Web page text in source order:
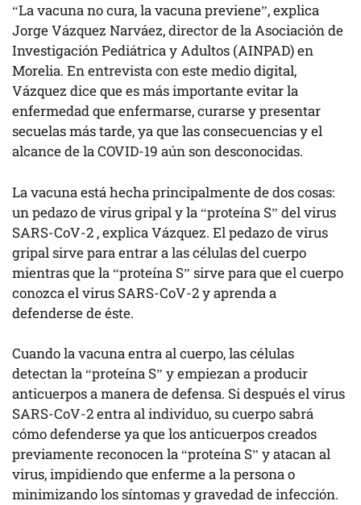
“La vacuna no cura, la vacuna previene”, explica
Jorge Vázquez Narváez, director de la Asociación de
Investigación Pediátrica y Adultos (AINPAD) en
Morelia. En entrevista con este medio digital,
Vázquez dice que es más importante evitar la
enfermedad que enfermarse, curarse y presentar
secuelas más tarde, ya que las consecuencias y el
alcance de la COVID-19 aún son desconocidas.
La vacuna está hecha principalmente de dos cosas:
un pedazo de virus gripal y la “proteína S” del virus
SARS-CoV-2 , explica Vázquez. El pedazo de virus
gripal sirve para entrar a las células del cuerpo
mientras que la “proteína S” sirve para que el cuerpo
conozca el virus SARS-CoV-2 y aprenda a
defenderse de éste.
Cuando la vacuna entra al cuerpo, las células
detectan la “proteína S” y empiezan a producir
anticuerpos a manera de defensa. Si después el virus
SARS-CoV-2 entra al individuo, su cuerpo sabrá
cómo defenderse ya que los anticuerpos creados
previamente reconocen la “proteína S” y atacan al
virus, impidiendo que enferme a la persona o
minimizando los síntomas y gravedad de infección.